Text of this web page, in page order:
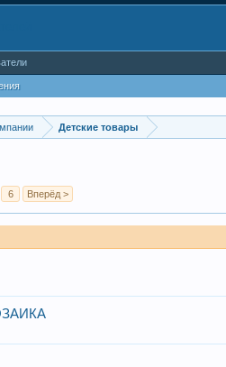
Детские товары
6 Вперёд >